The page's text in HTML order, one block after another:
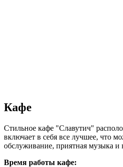
Кафе
Стильное кафе "Славутич"
включает в себя все лучшее, что
обслуживание, приятная музыка и
Время работы кафе: